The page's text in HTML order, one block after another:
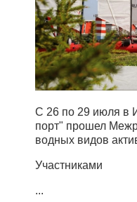
С 26 по 29 июля в
порт" прошел
водных видов
Участниками
...